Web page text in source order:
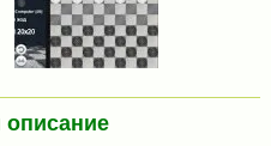
описание